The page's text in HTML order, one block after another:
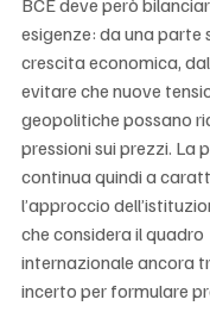
esigenze: da una parte
crescita economica,
evitare che nuove
geopolitiche possano
pressioni sui prezzi. La
continua quindi a
l’approccio
che considera il quadro
internazionale ancora
incerto per formulare